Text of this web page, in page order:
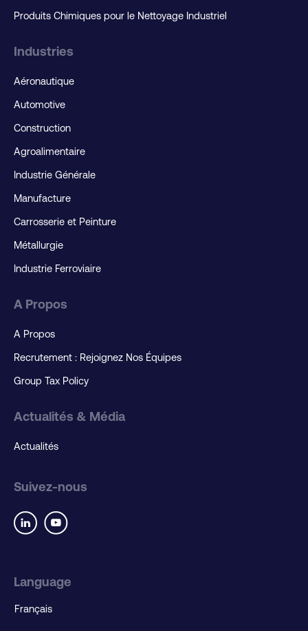
Produits Chimiques pour le Nettoyage Industriel
Industries
Aéronautique
Automotive
Construction
Agroalimentaire
Industrie Générale
Manufacture
Carrosserie et Peinture
Métallurgie
Industrie Ferroviaire
A Propos
A Propos
Recrutement : Rejoignez Nos Équipes
Group Tax Policy
Actualités & Média
Actualités
Suivez-nous
Language